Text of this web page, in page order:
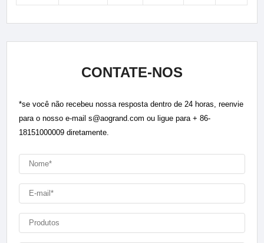
CONTATE-NOS
*se você não recebeu nossa resposta dentro de 24 horas, reenvie
para o nosso e-mail s@aogrand.com ou ligue para + 86-
18151000009 diretamente.